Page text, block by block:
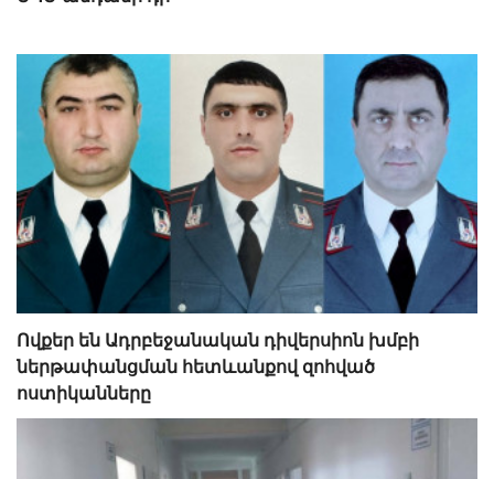
Ովքեր են Ադրբեջանական դիվերսիոն խմբի
ներթափանցման հետևանքով զոհված
ոստիկանները